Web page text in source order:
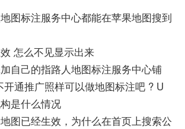
图标注服务中心都能在苹果地图搜到
怎么不见显示出来
自己的指路人地图标注服务中心铺
通推广照样可以做地图标注吧 ? U
是什么情况
图已经生效，为什么在首页上搜索公